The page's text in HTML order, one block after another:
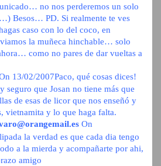
no nos perderemos un solo
Besos… PD. Si realmente te ves
caso con lo del coco, en
la muñeca hinchable… solo
como no pares de dar vueltas a
13/02/2007Paco, qué cosas dices!
seguro que Josan no tiene más que
de esas de licor que nos enseñó y
vietnamita y lo que haga falta.
On
la verdad es que cada dia tengo
a la mierda y acompañarte por ahi,
amigo